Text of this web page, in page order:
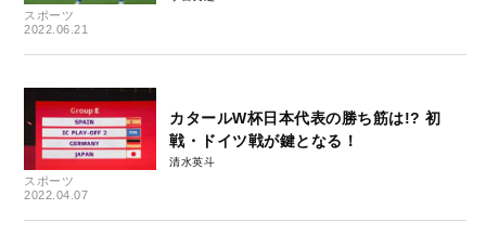
スポーツ
2022.06.21
スポーツ
2022.04.07
カタールW杯日本代表の勝ち筋は!? 初
戦・ドイツ戦が鍵となる！
清水英斗